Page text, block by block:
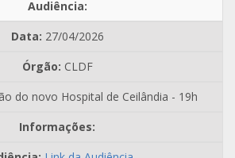
27/04/2026
CLDF
do novo Hospital de Ceilândia - 19h